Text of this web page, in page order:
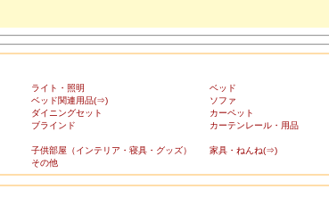
ライト・照明 ベッド
ベッド関連用品(⇒) ソファ
ダイニングセット カーペット
ブラインド カーテンレール・用品
子供部屋（インテリア・寝具・グッズ） 家具・ねんね(⇒)
その他